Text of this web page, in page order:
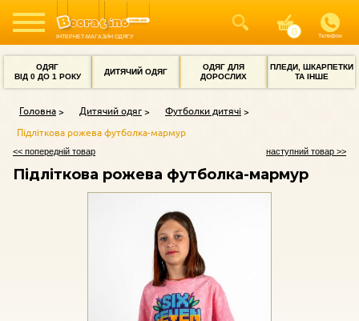
ІНТЕРНЕТ-МАГАЗИН ОДЯГУ Телефон
ОДЯГ
ВІД 0 ДО 1 РОКУ
ДИТЯЧИЙ ОДЯГ
ОДЯГ ДЛЯ
ДОРОСЛИХ
ПЛЕДИ, ШКАРПЕТКИ
ТА ІНШЕ
Головна Дитячий одяг
Футболки дитячі
Підліткова рожева футболка-мармур
<< попередній товар наступний товар >>
Підліткова рожева футболка-мармур